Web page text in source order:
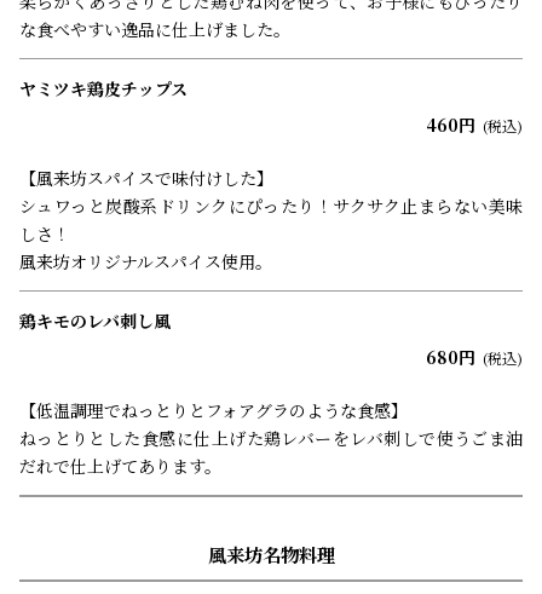
な食べやすい逸品に仕上げました。
ヤミツキ鶏皮チップス
460円 (税込)
【風来坊スパイスで味付けした】
シュワっと炭酸系ドリンクにぴったり！サクサク止まらない美味
しさ！
風来坊オリジナルスパイス使用。
鶏キモのレバ刺し風
680円 (税込)
【低温調理でねっとりとフォアグラのような食感】
ねっとりとした食感に仕上げた鶏レバーをレバ刺しで使うごま油
だれで仕上げてあります。
風来坊名物料理